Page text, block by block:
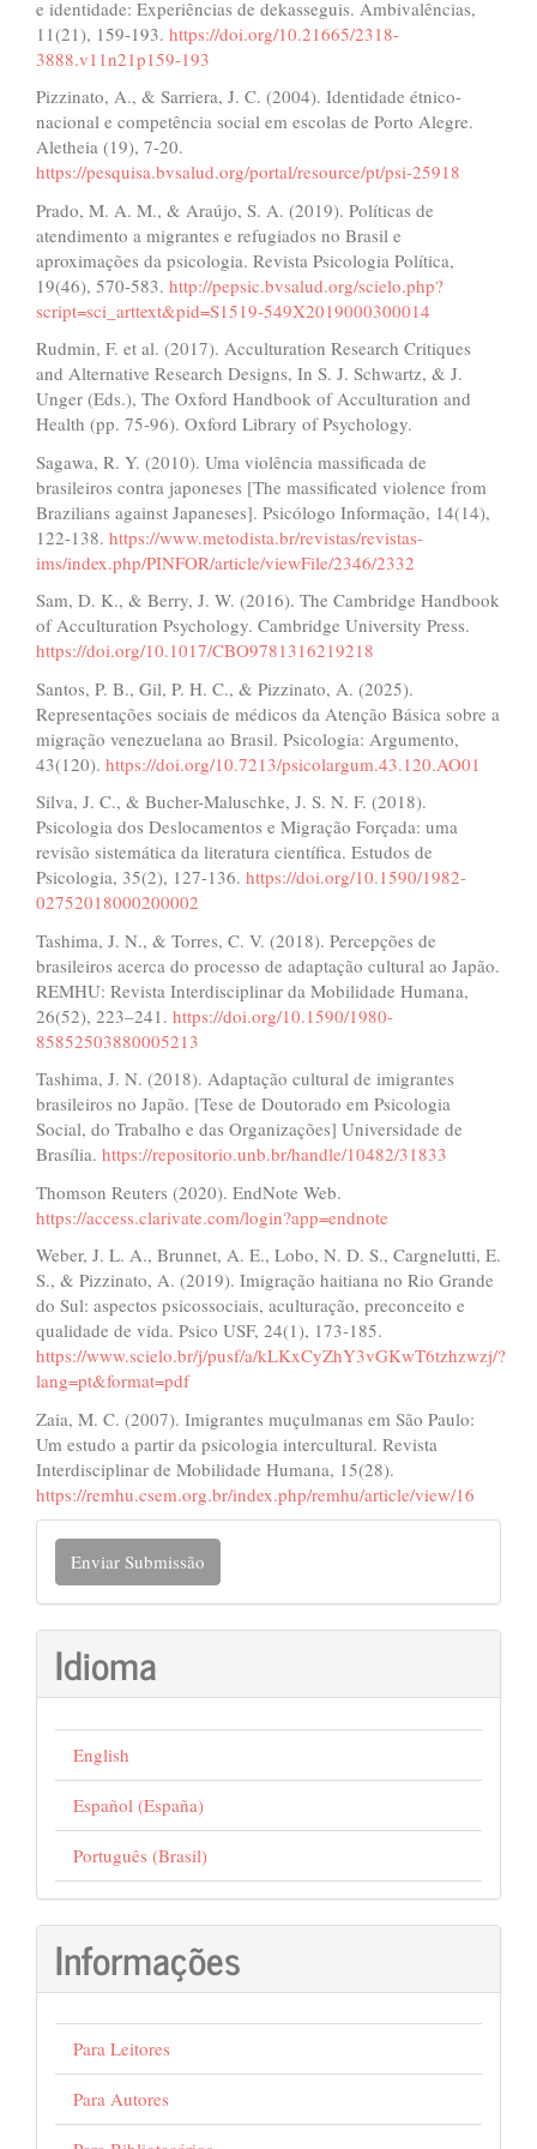
e identidade: Experiências de dekasseguis. Ambivalências,
11(21), 159-193. https://doi.org/10.21665/2318-
3888.v11n21p159-193
Pizzinato, A., & Sarriera, J. C. (2004). Identidade étnico-
nacional e competência social em escolas de Porto Alegre.
Aletheia (19), 7-20.
https://pesquisa.bvsalud.org/portal/resource/pt/psi-25918
Prado, M. A. M., & Araújo, S. A. (2019). Políticas de
atendimento a migrantes e refugiados no Brasil e
aproximações da psicologia. Revista Psicologia Política,
19(46), 570-583. http://pepsic.bvsalud.org/scielo.php?
script=sci_arttext&pid=S1519-549X2019000300014
Rudmin, F. et al. (2017). Acculturation Research Critiques
and Alternative Research Designs, In S. J. Schwartz, & J.
Unger (Eds.), The Oxford Handbook of Acculturation and
Health (pp. 75-96). Oxford Library of Psychology.
Sagawa, R. Y. (2010). Uma violência massificada de
brasileiros contra japoneses [The massificated violence from
Brazilians against Japaneses]. Psicólogo Informação, 14(14),
122-138. https://www.metodista.br/revistas/revistas-
ims/index.php/PINFOR/article/viewFile/2346/2332
Sam, D. K., & Berry, J. W. (2016). The Cambridge Handbook
of Acculturation Psychology. Cambridge University Press.
https://doi.org/10.1017/CBO9781316219218
Santos, P. B., Gil, P. H. C., & Pizzinato, A. (2025).
Representações sociais de médicos da Atenção Básica sobre a
migração venezuelana ao Brasil. Psicologia: Argumento,
43(120). https://doi.org/10.7213/psicolargum.43.120.AO01
Silva, J. C., & Bucher-Maluschke, J. S. N. F. (2018).
Psicologia dos Deslocamentos e Migração Forçada: uma
revisão sistemática da literatura científica. Estudos de
Psicologia, 35(2), 127-136. https://doi.org/10.1590/1982-
02752018000200002
Tashima, J. N., & Torres, C. V. (2018). Percepções de
brasileiros acerca do processo de adaptação cultural ao Japão.
REMHU: Revista Interdisciplinar da Mobilidade Humana,
26(52), 223–241. https://doi.org/10.1590/1980-
85852503880005213
Tashima, J. N. (2018). Adaptação cultural de imigrantes
brasileiros no Japão. [Tese de Doutorado em Psicologia
Social, do Trabalho e das Organizações] Universidade de
Brasília. https://repositorio.unb.br/handle/10482/31833
Thomson Reuters (2020). EndNote Web.
https://access.clarivate.com/login?app=endnote
Weber, J. L. A., Brunnet, A. E., Lobo, N. D. S., Cargnelutti, E.
S., & Pizzinato, A. (2019). Imigração haitiana no Rio Grande
do Sul: aspectos psicossociais, aculturação, preconceito e
qualidade de vida. Psico USF, 24(1), 173-185.
https://www.scielo.br/j/pusf/a/kLKxCyZhY3vGKwT6tzhzwzj/?
lang=pt&format=pdf
Zaia, M. C. (2007). Imigrantes muçulmanas em São Paulo:
Um estudo a partir da psicologia intercultural. Revista
Interdisciplinar de Mobilidade Humana, 15(28).
https://remhu.csem.org.br/index.php/remhu/article/view/16
Enviar
Submissão
Enviar Submissão
Idioma
English
Español (España)
Português (Brasil)
Informações
Para Leitores
Para Autores